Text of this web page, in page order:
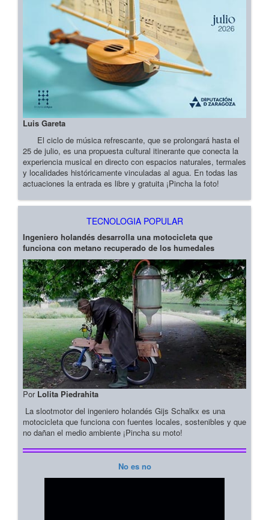
Luis Gareta
El ciclo de música refrescante, que se prolongará hasta el
25 de julio, es una propuesta cultural itinerante que conecta la
experiencia musical en directo con espacios naturales, termales
y localidades históricamente vinculadas al agua. En todas las
actuaciones la entrada es libre y gratuita ¡Pincha la foto!
TECNOLOGIA POPULAR
Ingeniero holandés desarrolla una motocicleta que
funciona con metano recuperado de los humedales
Por Lolita Piedrahita
La slootmotor del ingeniero holandés Gijs Schalkx es una
motocicleta que funciona con fuentes locales, sostenibles y que
no dañan el medio ambiente ¡Pincha su moto!
No es no